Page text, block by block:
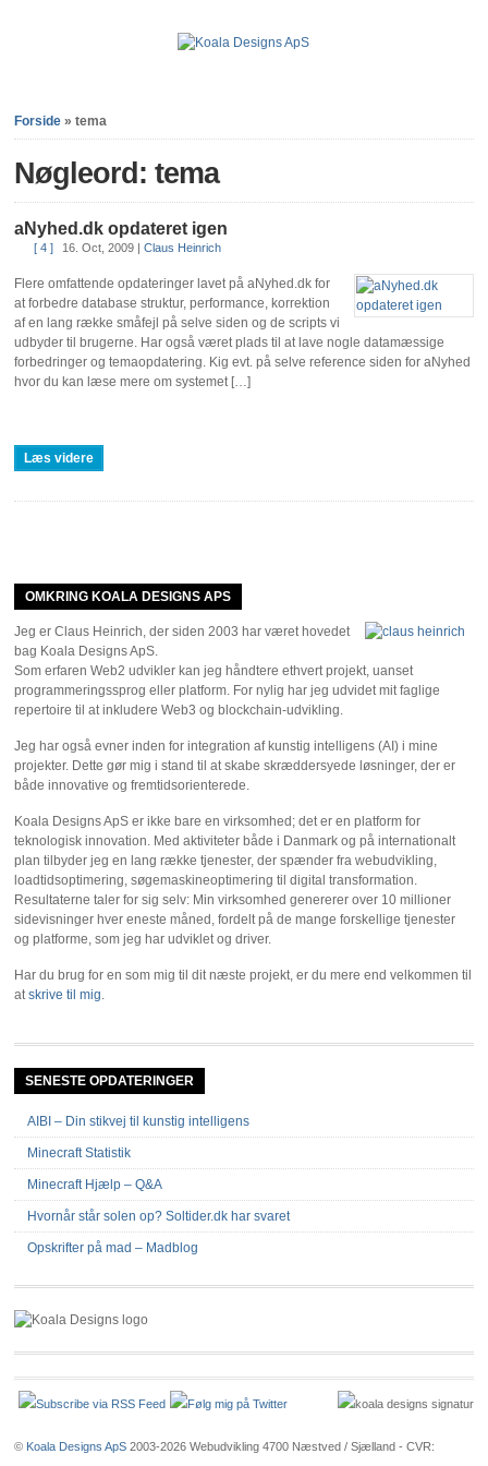
Forside »tema
Nøgleord: tema
aNyhed.dk opdateret igen
[ 4 ] 16. Oct, 2009 |Claus Heinrich
Flere omfattende opdateringer lavet på aNyhed.dk for
at forbedre database struktur, performance, korrektion
af en lang række småfejl på selve siden og de scripts vi
udbyder til brugerne. Har også været plads til at lave nogle datamæssige
forbedringer og temaopdatering. Kig evt. på selve reference siden for aNyhed
hvor du kan læse mere om systemet […]
Læs videre
OMKRING KOALA DESIGNS APS
Jeg er Claus Heinrich, der siden 2003 har været hovedet
bag Koala Designs ApS.
Som erfaren Web2 udvikler kan jeg håndtere ethvert projekt, uanset
programmeringssprog eller platform. For nylig har jeg udvidet mit faglige
repertoire til at inkludere Web3 og blockchain-udvikling.
Jeg har også evner inden for integration af kunstig intelligens (AI) i mine
projekter. Dette gør mig i stand til at skabe skræddersyede løsninger, der er
både innovative og fremtidsorienterede.
Koala Designs ApS er ikke bare en virksomhed; det er en platform for
teknologisk innovation. Med aktiviteter både i Danmark og på internationalt
plan tilbyder jeg en lang række tjenester, der spænder fra webudvikling,
loadtidsoptimering, søgemaskineoptimering til digital transformation.
Resultaterne taler for sig selv: Min virksomhed genererer over 10 millioner
sidevisninger hver eneste måned, fordelt på de mange forskellige tjenester
og platforme, som jeg har udviklet og driver.
Har du brug for en som mig til dit næste projekt, er du mere end velkommen til
atskrive til mig.
SENESTE OPDATERINGER
AIBI – Din stikvej til kunstig intelligens
Minecraft Statistik
Minecraft Hjælp – Q&A
Hvornår står solen op? Soltider.dk har svaret
Opskrifter på mad – Madblog
© Koala Designs ApS 2003-2026 Webudvikling 4700 Næstved / Sjælland - CVR: